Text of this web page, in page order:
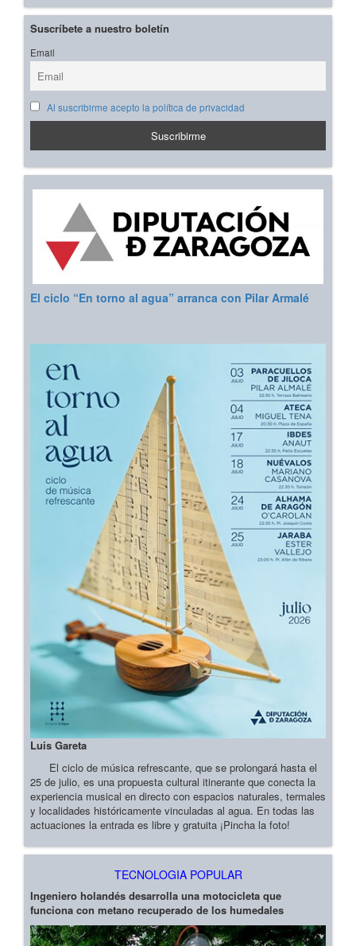
Suscríbete a nuestro boletín
Email
Al suscribirme acepto la política de privacidad
El ciclo “En torno al agua” arranca con Pilar Armalé
Luis Gareta
El ciclo de música refrescante, que se prolongará hasta el
25 de julio, es una propuesta cultural itinerante que conecta la
experiencia musical en directo con espacios naturales, termales
y localidades históricamente vinculadas al agua. En todas las
actuaciones la entrada es libre y gratuita ¡Pincha la foto!
TECNOLOGIA POPULAR
Ingeniero holandés desarrolla una motocicleta que
funciona con metano recuperado de los humedales